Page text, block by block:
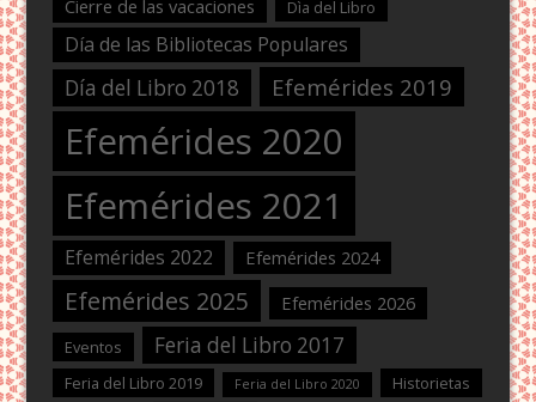
Cierre de las vacaciones Dìa del Libro
Día de las Bibliotecas Populares
Día del Libro 2018 Efemérides 2019
Efemérides 2020
Efemérides 2021
Efemérides 2022 Efemérides 2024
Efemérides 2025 Efemérides 2026
Eventos Feria del Libro 2017
Feria del Libro 2019 Feria del Libro 2020
Historietas